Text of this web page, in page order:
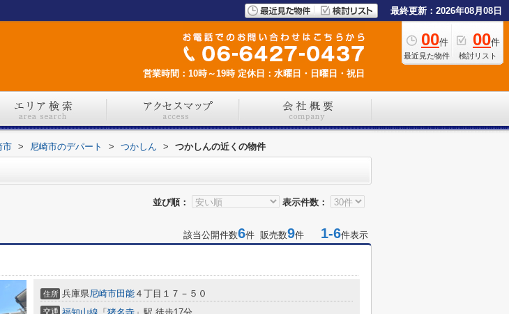
最終更新：2026年08月08日
00件
最近見た物件
00件
検討リスト
営業時間：10時～19時 定休日：水曜日・日曜日・祝日
市 > 尼崎市のデパート > つかしん > つかしんの近くの物件
並び順： 表示件数：
該当公開件数6件 販売数9件 1-6件表示
住所 兵庫県尼崎市田能 ４丁目１７－５０
交通